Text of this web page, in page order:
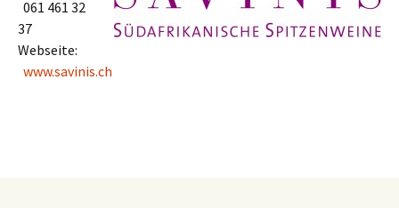
061 461 32
37
Webseite:
www.savinis.ch